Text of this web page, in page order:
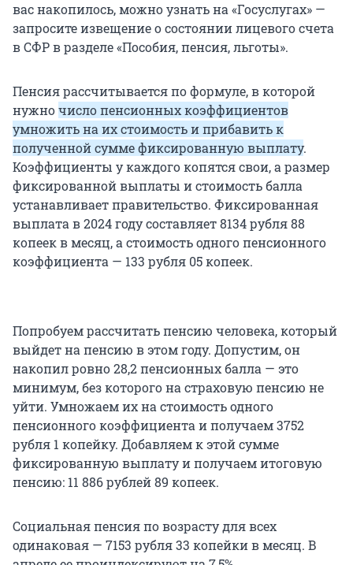
вас накопилось, можно узнать на «Госуслугах» —
запросите извещение о состоянии лицевого счета
в СФР в разделе «Пособия, пенсия, льготы».
Пенсия рассчитывается по формуле, в которой
нужночисло пенсионных коэффициентов
умножить на их стоимость и прибавить к
полученной сумме фиксированную выплату.
Коэффициенты у каждого копятся свои, а размер
фиксированной выплаты и стоимость балла
устанавливает правительство. Фиксированная
выплата в 2024 году составляет 8134 рубля 88
копеек в месяц, а стоимость одного пенсионного
коэффициента — 133 рубля 05 копеек.
Попробуем рассчитать пенсию человека, который
выйдет на пенсию в этом году. Допустим, он
накопил ровно 28,2 пенсионных балла — это
минимум, без которого на страховую пенсию не
уйти. Умножаем их на стоимость одного
пенсионного коэффициента и получаем 3752
рубля 1 копейку. Добавляем к этой сумме
фиксированную выплату и получаем итоговую
пенсию: 11 886 рублей 89 копеек.
Социальная пенсия по возрасту для всех
одинаковая — 7153 рубля 33 копейки в месяц. В